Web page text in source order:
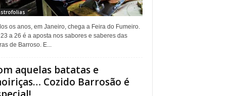
os anos, em Janeiro, chega a Feira do Fumeiro.
23 a 26 é a aposta nos sabores e saberes das
de Barroso. E...
aquelas batatas e
Cozido Barrosão é